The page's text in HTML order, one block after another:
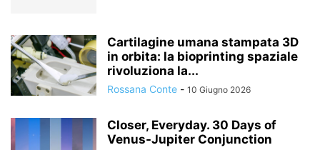
Cartilagine umana stampata 3D
in orbita: la bioprinting spaziale
rivoluziona la...
Rossana Conte - 10 Giugno 2026
Closer, Everyday. 30 Days of
Venus-Jupiter Conjunction